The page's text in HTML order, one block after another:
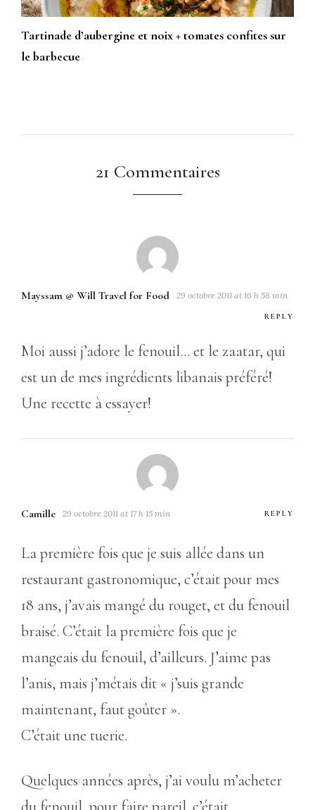
Tartinade d’aubergine et noix + tomates confites sur
le barbecue
21 Commentaires
Mayssam @ Will Travel for Food 29 octobre 2011 at 16 h 58 min
REPLY
Moi aussi j’adore le fenouil… et le zaatar, qui
est un de mes ingrédients libanais préféré!
Une recette à essayer!
Camille 29 octobre 2011 at 17 h 15 min REPLY
La première fois que je suis allée dans un
restaurant gastronomique, c’était pour mes
18 ans, j’avais mangé du rouget, et du fenouil
braisé. C’était la première fois que je
mangeais du fenouil, d’ailleurs. J’aime pas
l’anis, mais j’métais dit « j’suis grande
maintenant, faut goûter ».
C’était une tuerie.
Quelques années après, j’ai voulu m’acheter